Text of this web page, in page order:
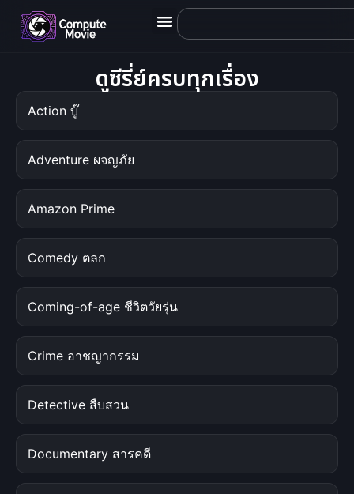
ดูซีรี่ย์ครบทุกเรื่อง
Action บู๊
Adventure ผจญภัย
Amazon Prime
Comedy ตลก
Coming-of-age ชีวิตวัยรุ่น
Crime อาชญากรรม
Detective สืบสวน
Documentary สารคดี